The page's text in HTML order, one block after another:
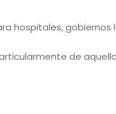
hospitales, gobiernos
de